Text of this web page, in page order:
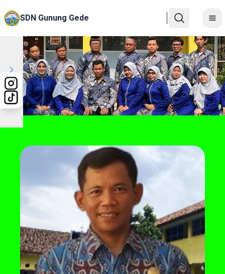
SDN Gunung Gede
Previous
Next